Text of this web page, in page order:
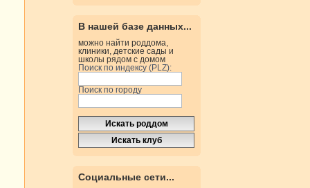
В нашей базе данных...
можно найти роддома,
клиники, детские сады и
школы рядом с домом
Поиск по индексу (PLZ):
Поиск по городу
Социальные сети...